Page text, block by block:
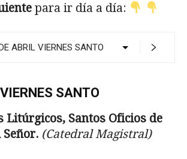
para ir día a día:
SANTO
Litúrgicos, Santos Oficios de
Señor. (Catedral Magistral)